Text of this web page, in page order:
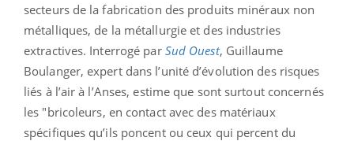
secteurs de la fabrication des produits minéraux non
métalliques, de la métallurgie et des industries
extractives. Interrogé par Sud Ouest, Guillaume
Boulanger, expert dans l’unité d’évolution des risques
liés à l’air à l’Anses, estime que sont surtout concernés
les "bricoleurs, en contact avec des matériaux
spécifiques qu’ils poncent ou ceux qui percent du